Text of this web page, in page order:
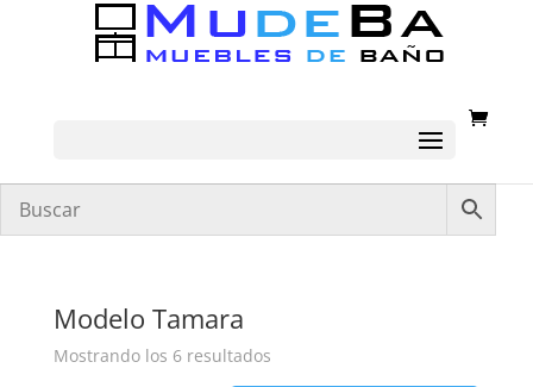
Modelo Tamara
Mostrando los 6 resultados